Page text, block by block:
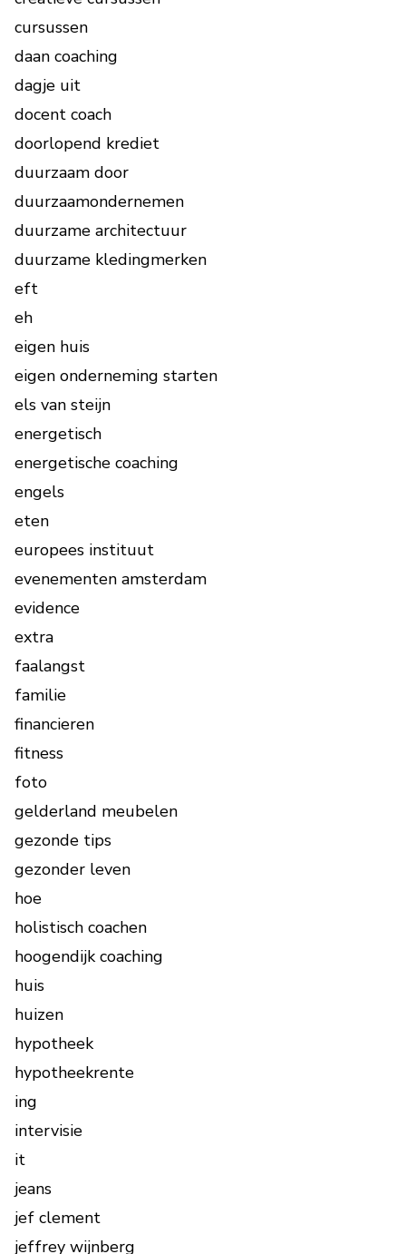
cursussen
daan coaching
dagje uit
docent coach
doorlopend krediet
duurzaam door
duurzaamondernemen
duurzame architectuur
duurzame kledingmerken
eft
eh
eigen huis
eigen onderneming starten
els van steijn
energetisch
energetische coaching
engels
eten
europees instituut
evenementen amsterdam
evidence
extra
faalangst
familie
financieren
fitness
foto
gelderland meubelen
gezonde tips
gezonder leven
hoe
holistisch coachen
hoogendijk coaching
huis
huizen
hypotheek
hypotheekrente
ing
intervisie
it
jeans
jef clement
jeffrey wijnberg